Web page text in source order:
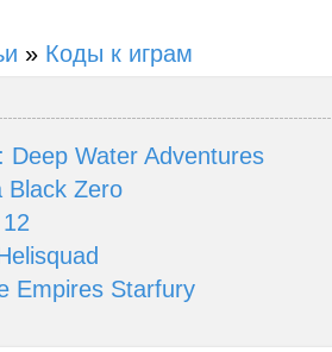
» Коды к играм
Deep Water Adventures
Black Zero
Empires Starfury